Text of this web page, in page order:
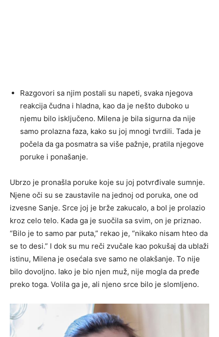
Razgovori sa njim postali su napeti, svaka njegova
reakcija čudna i hladna, kao da je nešto duboko u
njemu bilo isključeno. Milena je bila sigurna da nije
samo prolazna faza, kako su joj mnogi tvrdili. Tada je
počela da ga posmatra sa više pažnje, pratila njegove
poruke i ponašanje.
Ubrzo je pronašla poruke koje su joj potvrđivale sumnje.
Njene oči su se zaustavile na jednoj od poruka, one od
izvesne Sanje. Srce joj je brže zakucalo, a bol je prolazio
kroz celo telo. Kada ga je suočila sa svim, on je priznao.
“Bilo je to samo par puta,” rekao je, “nikako nisam hteo da
se to desi.” I dok su mu reči zvučale kao pokušaj da ublaži
istinu, Milena je osećala sve samo ne olakšanje. To nije
bilo dovoljno. Iako je bio njen muž, nije mogla da pređe
preko toga. Volila ga je, ali njeno srce bilo je slomljeno.